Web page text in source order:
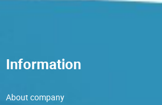
Information
About company